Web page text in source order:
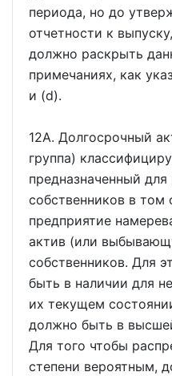
периода, но до
отчетности к
должно раскрыть
примечаниях, как
и (d).
12A. Долгосрочный
группа)
предназначенный
собственников в том
предприятие
актив (или
собственников. Для
быть в наличии для
их текущем
должно быть в
Для того чтобы
степени вероятным,